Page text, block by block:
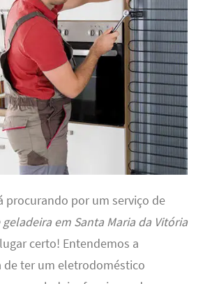
procurando por um serviço de
em Santa Maria da Vitória
certo! Entendemos a
de ter um eletrodoméstico